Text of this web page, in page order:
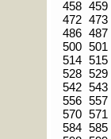
458 459
472 473
486 487
500 501
514 515
528 529
542 543
556 557
570 571
584 585